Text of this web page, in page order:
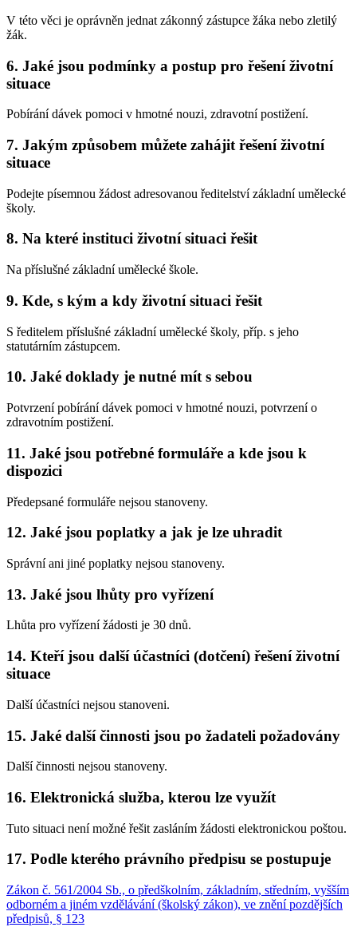
V této věci je oprávněn jednat zákonný zástupce žáka nebo zletilý
žák.
6. Jaké jsou podmínky a postup pro řešení životní
situace
Pobírání dávek pomoci v hmotné nouzi, zdravotní postižení.
7. Jakým způsobem můžete zahájit řešení životní
situace
Podejte písemnou žádost adresovanou ředitelství základní umělecké
školy.
8. Na které instituci životní situaci řešit
Na příslušné základní umělecké škole.
9. Kde, s kým a kdy životní situaci řešit
S ředitelem příslušné základní umělecké školy, příp. s jeho
statutárním zástupcem.
10. Jaké doklady je nutné mít s sebou
Potvrzení pobírání dávek pomoci v hmotné nouzi, potvrzení o
zdravotním postižení.
11. Jaké jsou potřebné formuláře a kde jsou k
dispozici
Předepsané formuláře nejsou stanoveny.
12. Jaké jsou poplatky a jak je lze uhradit
Správní ani jiné poplatky nejsou stanoveny.
13. Jaké jsou lhůty pro vyřízení
Lhůta pro vyřízení žádosti je 30 dnů.
14. Kteří jsou další účastníci (dotčení) řešení životní
situace
Další účastníci nejsou stanoveni.
15. Jaké další činnosti jsou po žadateli požadovány
Další činnosti nejsou stanoveny.
16. Elektronická služba, kterou lze využít
Tuto situaci není možné řešit zasláním žádosti elektronickou poštou.
17. Podle kterého právního předpisu se postupuje
Zákon č. 561/2004 Sb., o předškolním, základním, středním, vyšším
odborném a jiném vzdělávání (školský zákon), ve znění pozdějších
předpisů, § 123